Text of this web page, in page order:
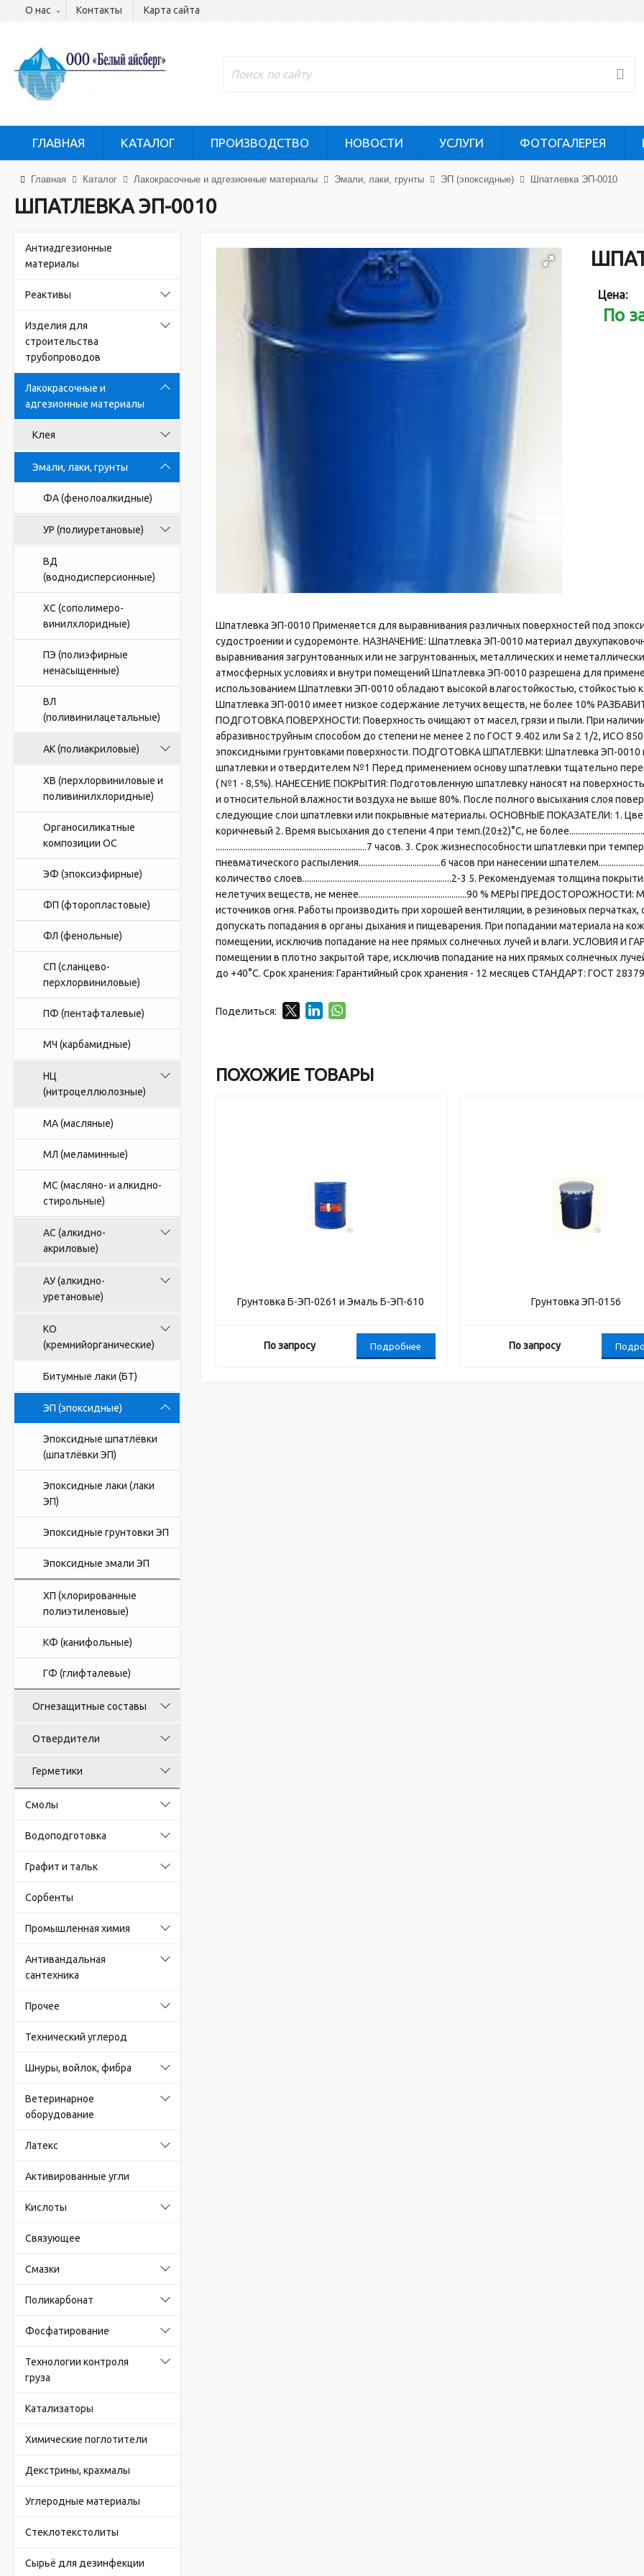
О нас Контакты Карта сайта
ГЛАВНАЯ КАТАЛОГ ПРОИЗВОДСТВО НОВОСТИ УСЛУГИ ФОТОГАЛЕРЕЯ
Главная Каталог Лакокрасочные и адгезионные материалы Эмали, лаки, грунты ЭП (эпоксидные) Шпатлевка ЭП-0010
ШПАТЛЕВКА ЭП-0010
Антиадгезионные
материалы
Реактивы
Изделия для
строительства
трубопроводов
Лакокрасочные и
адгезионные материалы
Клея
Эмали, лаки, грунты
ФА (фенолоалкидные)
УР (полиуретановые)
ВД
(воднодисперсионные)
ХС (сополимеро-
винилхлоридные)
ПЭ (полиэфирные
ненасыщенные)
ВЛ
(поливинилацетальные)
АК (полиакриловые)
ХВ (перхлорвиниловые и
поливинилхлоридные)
Органосиликатные
композиции ОС
ЭФ (эпоксиэфирные)
ФП (фторопластовые)
ФЛ (фенольные)
СП (сланцево-
перхлорвиниловые)
ПФ (пентафталевые)
МЧ (карбамидные)
НЦ
(нитроцеллюлозные)
МА (масляные)
МЛ (меламинные)
МС (масляно- и алкидно-
стирольные)
АС (алкидно-
акриловые)
АУ (алкидно-
уретановые)
КО
(кремнийорганические)
Битумные лаки (БТ)
ЭП (эпоксидные)
Эпоксидные шпатлёвки
(шпатлёвки ЭП)
Эпоксидные лаки (лаки
ЭП)
Эпоксидные грунтовки ЭП
Эпоксидные эмали ЭП
ХП (хлорированные
полиэтиленовые)
КФ (канифольные)
ГФ (глифталевые)
Огнезащитные составы
Отвердители
Герметики
Смолы
Водоподготовка
Графит и тальк
Сорбенты
Промышленная химия
Антивандальная
сантехника
Прочее
Технический углерод
Шнуры, войлок, фибра
Ветеринарное
оборудование
Латекс
Активированные угли
Кислоты
Связующее
Смазки
Поликарбонат
Фосфатирование
Технологии контроля
груза
Катализаторы
Химические поглотители
Декстрины, крахмалы
Углеродные материалы
Стеклотекстолиты
Сырьё для дезинфекции
Цена:
По
Шпатлевка ЭП-0010 Применяется для выравнивания различных поверхностей под
судостроении и судоремонте. НАЗНАЧЕНИЕ: Шпатлевка ЭП-0010 материал
выравнивания загрунтованных или не загрунтованных, металлических и
атмосферных условиях и внутри помещений Шпатлевка ЭП-0010 разрешена для
использованием Шпатлевки ЭП-0010 обладают высокой влагостойкостью,
Шпатлевка ЭП-0010 имеет низкое содержание летучих веществ, не более 10%
ПОДГОТОВКА ПОВЕРХНОСТИ: Поверхность очищают от масел, грязи и пыли. При
абразивноструйным способом до степени не менее 2 по ГОСТ 9.402 или Sa 2 1/2, ИСО
эпоксидными грунтовками поверхности. ПОДГОТОВКА ШПАТЛЕВКИ: Шпатлевка ЭП-0010
шпатлевки и отвердителем №1 Перед применением основу шпатлевки тщательно
( №1 - 8,5%). НАНЕСЕНИЕ ПОКРЫТИЯ: Подготовленную шпатлевку наносят на
и относительной влажности воздуха не выше 80%. После полного высыхания слоя
следующие слои шпатлевки или покрывные материалы. ОСНОВНЫЕ ПОКАЗАТЕЛИ: 1. Цвет
коричневый 2. Время высыхания до степени 4 при темп.(20±2)°С, не
......................................................................7 часов. 3. Срок жизнеспособности шпатлевки при
пневматического распыления......................................6 часов при нанесении
количество слоев.....................................................................2-3 5. Рекомендуемая толщина
нелетучих веществ, не менее..................................................90 % МЕРЫ
источников огня. Работы производить при хорошей вентиляции, в резиновых
допускать попадания в органы дыхания и пищеварения. При попадании материала на
помещении, исключив попадание на нее прямых солнечных лучей и влаги. УСЛОВИЯ И
помещении в плотно закрытой таре, исключив попадание на них прямых солнечных
до +40°С. Срок хранения: Гарантийный срок хранения - 12 месяцев СТАНДАРТ: ГОСТ
Поделиться:
ПОХОЖИЕ ТОВАРЫ
Грунтовка Б-ЭП-0261 и Эмаль Б-ЭП-610
По запросу Подробнее
Грунтовка ЭП-0156
По запросу